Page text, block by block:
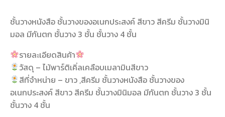
ชั้นวางหนังสือ ชั้นวางของอเนกประสงค์ สีขาว สีครีม ชั้นวางมินิ
มอล มีกันตก ชั้นวาง 3 ชั้น ชั้นวาง 4 ชั้น
รายละเอียดสินค้า
วัสดุ – ไม้พาร์ติเคิ่ลเคลือบเมลามินสีขาว
สีที่จำหน่าย – ขาว ,สีครีม ชั้นวางหนังสือ ชั้นวางของ
อเนกประสงค์ สีขาว สีครีม ชั้นวางมินิมอล มีกันตก ชั้นวาง 3 ชั้น
ชั้นวาง 4 ชั้น